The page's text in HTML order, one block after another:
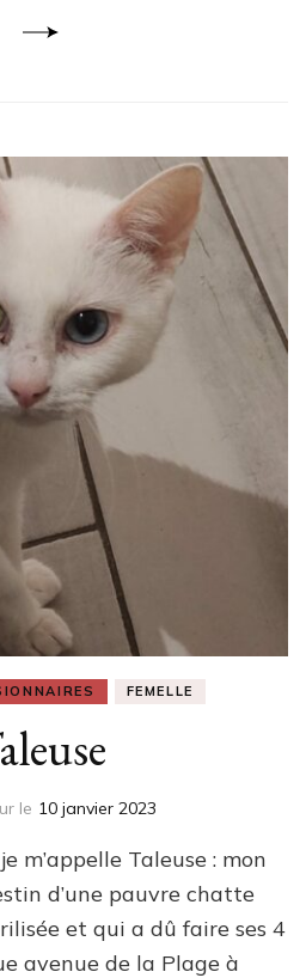
FEMELLE
le 10 janvier 2023
m’appelle Taleuse : mon
d’une pauvre chatte
et qui a dû faire ses 4
avenue de la Plage à